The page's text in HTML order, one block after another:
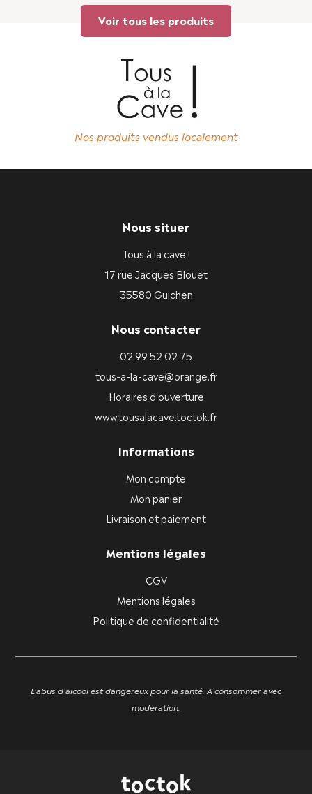
Voir tous les produits
Nos produits vendus localement
Nous situer
Tous à la cave !
17 rue Jacques Blouet
35580 Guichen
Nous contacter
02 99 52 02 75
tous-a-la-cave@orange.fr
Horaires d'ouverture
www.tousalacave.toctok.fr
Informations
Mon compte
Mon panier
Livraison et paiement
Mentions légales
CGV
Mentions légales
Politique de confidentialité
L'abus d'alcool est dangereux pour la santé. A consommer avec
modération.